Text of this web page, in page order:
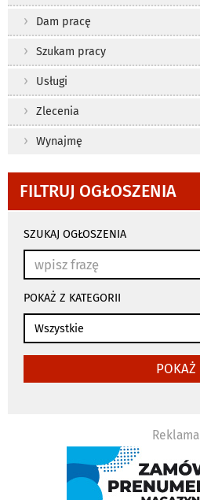
Dam pracę
Szukam pracy
Usługi
Zlecenia
Wynajmę
FILTRUJ OGŁOSZENIA
wyszukiwania
automatycznie
SZUKAJ OGŁOSZENIA
POKAŻ Z KATEGORII
POKAŻ
Reklama